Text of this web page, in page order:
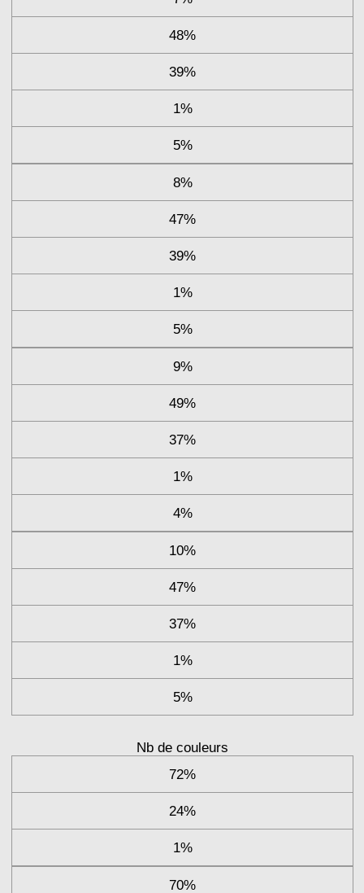
48%
39%
1%
5%
8%
47%
39%
1%
5%
9%
49%
37%
1%
4%
10%
47%
37%
1%
5%
Nb de couleurs
72%
24%
1%
70%